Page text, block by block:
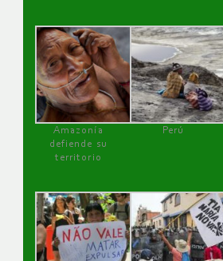
Amazonía
defiende su
territorio
Perú